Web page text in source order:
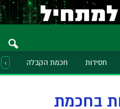
חסידות חכמת הקבלה ‹
בחכמת